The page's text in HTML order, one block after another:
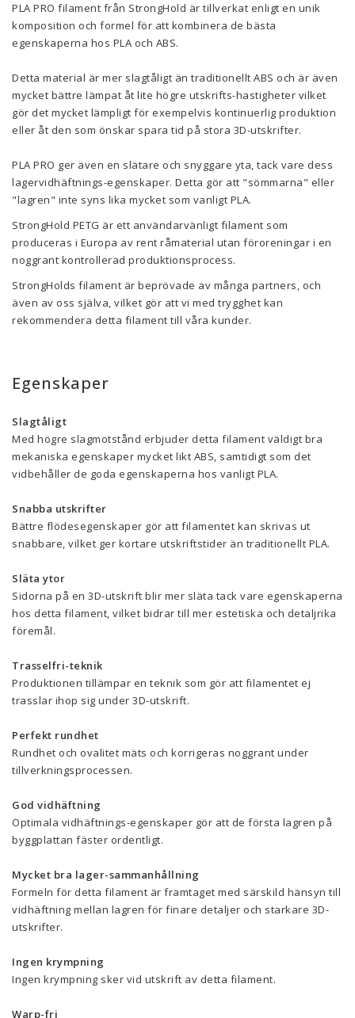
PLA PRO filament från StrongHold är tillverkat enligt en unik
komposition och formel för att kombinera de bästa
egenskaperna hos PLA och ABS.
Detta material är mer slagtåligt än traditionellt ABS och är även
mycket bättre lämpat åt lite högre utskrifts-hastigheter vilket
gör det mycket lämpligt för exempelvis kontinuerlig produktion
eller åt den som önskar spara tid på stora 3D-utskrifter.
PLA PRO ger även en slätare och snyggare yta, tack vare dess
lagervidhäftnings-egenskaper. Detta gör att "sömmarna" eller
"lagren" inte syns lika mycket som vanligt PLA.
StrongHold PETG är ett användarvänligt filament som
produceras i Europa av rent råmaterial utan föroreningar i en
noggrant kontrollerad produktionsprocess.
StrongHolds filament är beprövade av många partners, och
även av oss själva, vilket gör att vi med trygghet kan
rekommendera detta filament till våra kunder.
Egenskaper
Slagtåligt
Med högre slagmotstånd erbjuder detta filament väldigt bra
mekaniska egenskaper mycket likt ABS, samtidigt som det
vidbehåller de goda egenskaperna hos vanligt PLA.
Snabba utskrifter
Bättre flödesegenskaper gör att filamentet kan skrivas ut
snabbare, vilket ger kortare utskriftstider än traditionellt PLA.
Släta ytor
Sidorna på en 3D-utskrift blir mer släta tack vare egenskaperna
hos detta filament, vilket bidrar till mer estetiska och detaljrika
föremål.
Trasselfri-teknik
Produktionen tillämpar en teknik som gör att filamentet ej
trasslar ihop sig under 3D-utskrift.
Perfekt rundhet
Rundhet och ovalitet mäts och korrigeras noggrant under
tillverkningsprocessen.
God vidhäftning
Optimala vidhäftnings-egenskaper gör att de första lagren på
byggplattan fäster ordentligt.
Mycket bra lager-sammanhållning
Formeln för detta filament är framtaget med särskild hänsyn till
vidhäftning mellan lagren för finare detaljer och starkare 3D-
utskrifter.
Ingen krympning
Ingen krympning sker vid utskrift av detta filament.
Warp-fri